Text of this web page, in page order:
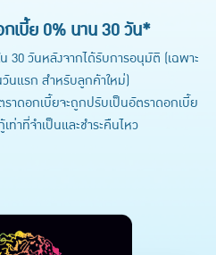
เบี้ย 0% นาน 30 วัน*
วันหลังจากได้รับการอนุมัติ (เฉพาะ
นแรก สำหรับลูกค้าใหม่)
าดอกเบี้ยจะถูกปรับเป็นอัตราดอกเบี้ย
าที่จำเป็นและชำระคืนไหว